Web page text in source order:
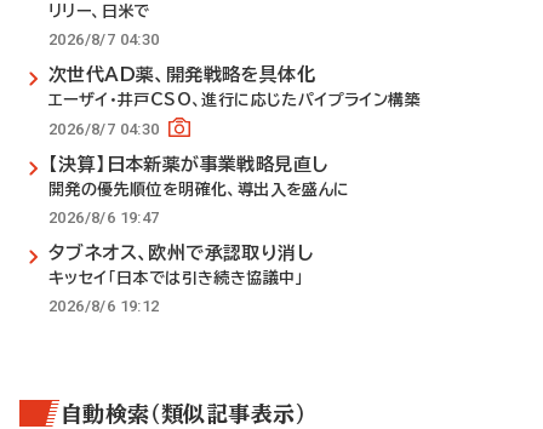
リリー、日米で
2026/8/7 04:30
次世代AD薬、開発戦略を具体化
エーザイ・井戸CSO、進行に応じたパイプライン構築
2026/8/7 04:30
【決算】日本新薬が事業戦略見直し
開発の優先順位を明確化、導出入を盛んに
2026/8/6 19:47
タブネオス、欧州で承認取り消し
キッセイ「日本では引き続き協議中」
2026/8/6 19:12
自動検索（類似記事表示）